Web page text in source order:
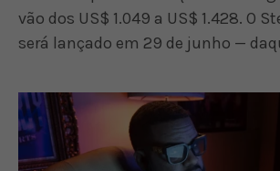
vão dos US$ 1.049 a US$ 1.428. O
será lançado em 29 de junho —